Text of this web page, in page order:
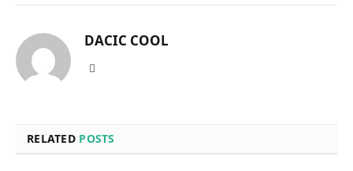
DACIC COOL
RELATED POSTS